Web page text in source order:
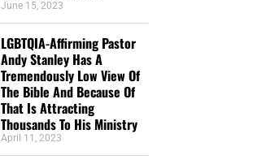
June 15, 2023
LGBTQIA-Affirming Pastor
Andy Stanley Has A
Tremendously Low View Of
The Bible And Because Of
That Is Attracting
Thousands To His Ministry
April 11, 2023